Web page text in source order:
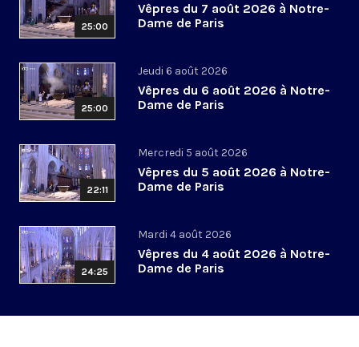
25:00
Vêpres du 7 août 2026 à Notre-
Dame de Paris
25:00
Jeudi 6 août 2026
Vêpres du 6 août 2026 à Notre-
Dame de Paris
22:11
Mercredi 5 août 2026
Vêpres du 5 août 2026 à Notre-
Dame de Paris
24:25
Mardi 4 août 2026
Vêpres du 4 août 2026 à Notre-
Dame de Paris